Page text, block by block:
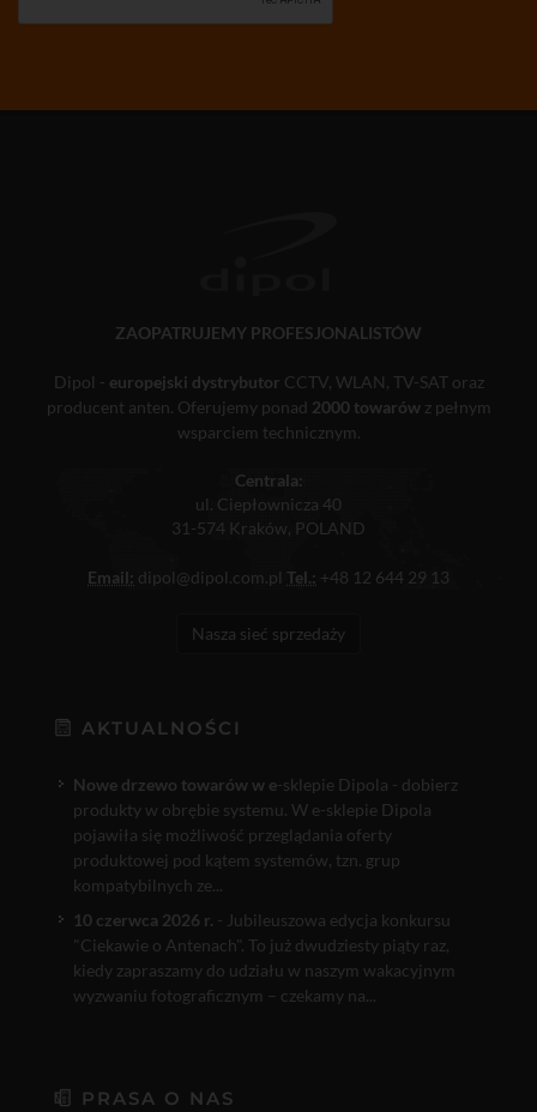
ZAOPATRUJEMY PROFESJONALISTÓW
Dipol - europejski dystrybutor CCTV, WLAN, TV-SAT oraz
producent anten. Oferujemy ponad 2000 towarówz pełnym
wsparciem technicznym.
Centrala:
ul. Ciepłownicza 40
31-574 Kraków, POLAND
Email: dipol@dipol.com.pl Tel.: +48 12 644 29 13
Nasza sieć sprzedaży
AKTUALNOŚCI
Nowe drzewo towarów w e-sklepie Dipola - dobierz
produkty w obrębie systemu. W e-sklepie Dipola
pojawiła się możliwość przeglądania oferty
produktowej pod kątem systemów, tzn. grup
kompatybilnych ze...
10 czerwca 2026 r. - Jubileuszowa edycja konkursu
"Ciekawie o Antenach". To już dwudziesty piąty raz,
kiedy zapraszamy do udziału w naszym wakacyjnym
wyzwaniu fotograficznym – czekamy na...
PRASA O NAS